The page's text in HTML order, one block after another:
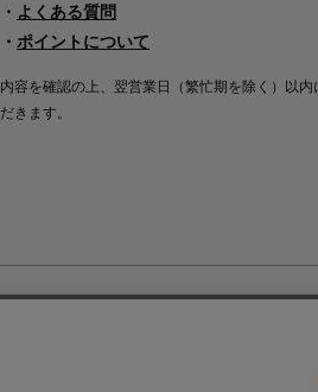
・ よくある質問
・ ポイントについて
内容を確認の上、翌営業日（繁忙期を除く）以
だきます。